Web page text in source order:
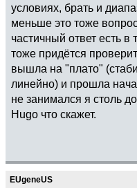
условиях, брать и
меньше это тоже
частичный ответ есть
тоже придётся
вышла на "плато"
линейно) и прошла
не занимался я столь
Hugo что скажет.
EUgeneUS